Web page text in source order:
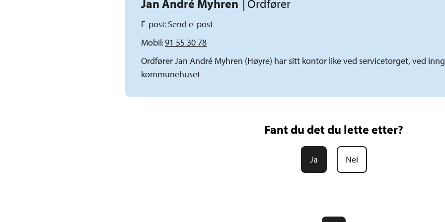
Jan André Myhren Ordfører
E-post Send e-post
Mobil91 55 30 78
Ordfører Jan André Myhren (Høyre) har sitt kontor like ved servicetorget, ved
kommunehuset
Fant du det du lette etter?
Ja Nei